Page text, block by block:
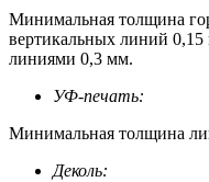
Минимальная толщина
вертикальных линий
линиями 0,3 мм.
УФ-печать:
Минимальная толщина
Деколь: